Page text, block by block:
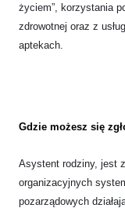
życiem”, korzystania
zdrowotnej oraz z
aptekach.
Gdzie możesz się
Asystent rodziny, jest
organizacyjnych
pozarządowych